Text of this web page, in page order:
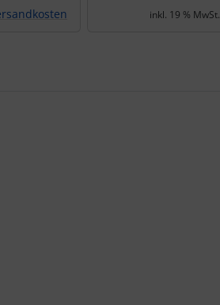
inkl. 19 % MwSt.